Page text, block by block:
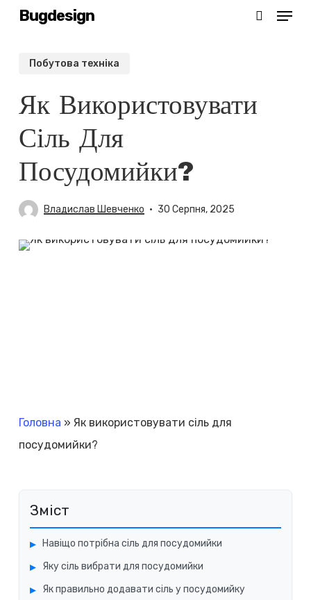
SkipBugdesign Menu
Побутова техніка
Як Використовувати
Сіль Для
Посудомийки?
Владислав Шевченко 30 Серпня, 2025
Головна » Як використовувати сіль для
посудомийки?
Зміст
Навіщо потрібна сіль для посудомийки
Яку сіль вибрати для посудомийки
Як правильно додавати сіль у посудомийку